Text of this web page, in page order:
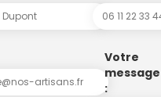
Votre
message
: